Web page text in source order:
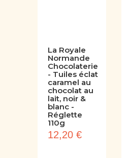
La Royale
Normande
Chocolaterie
- Tuiles éclat
caramel au
chocolat au
lait, noir &
blanc -
Réglette
110g